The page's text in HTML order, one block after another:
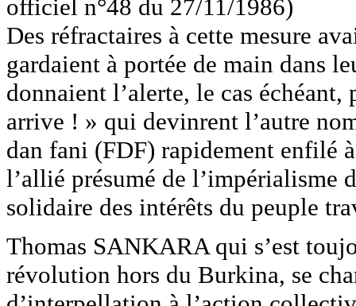
officiel n°48 du 27/11/1986)
Des réfractaires à cette mesure
gardaient à portée de main dans
donnaient l’alerte, le cas
arrive ! » qui devinrent l’autre
dan fani (FDF) rapidement enfilé
l’allié présumé de
solidaire des intérêts du peuple
Thomas SANKARA qui s’est
révolution hors du Burkina, se